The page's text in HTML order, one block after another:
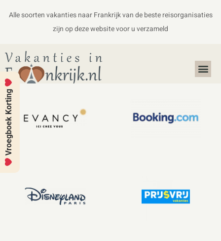
Alle soorten vakanties naar Frankrijk van de beste reisorganisaties
zijn op deze website voor u verzameld
Vroegboek Korting